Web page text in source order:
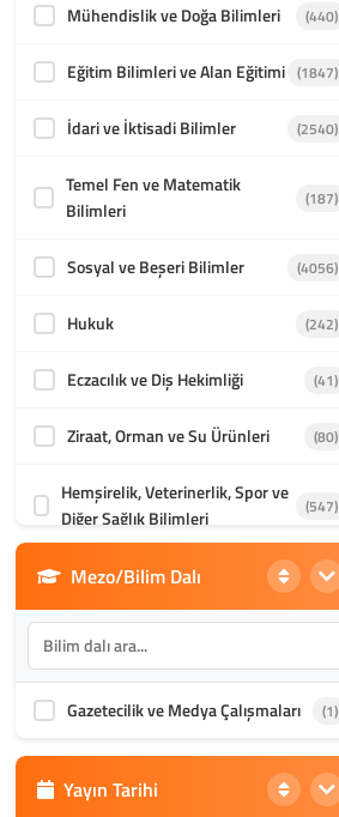
Mühendislik ve Doğa Bilimleri (440)
Eğitim Bilimleri ve Alan Eğitimi (1847)
İdari ve İktisadi Bilimler (2540)
Temel Fen ve Matematik
Bilimleri
(187)
Sosyal ve Beşeri Bilimler (4056)
Hukuk (242)
Eczacılık ve Diş Hekimliği (41)
Ziraat, Orman ve Su Ürünleri (80)
Hemşirelik, Veterinerlik, Spor ve
Diğer Sağlık Bilimleri
(547)
Din Bilimleri (1985)
İletişim, Mimarlık ve Güzel
Sanatlar
Akademik Kültür (1587)
Mezo/Bilim Dalı
Gazetecilik ve Medya Çalışmaları (1)
Yayın Tarihi